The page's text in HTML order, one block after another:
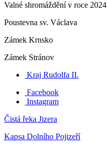
Valné shromáždění v roce 2024
Poustevna sv. Václava
Zámek Krnsko
Zámek Stránov
Kraj Rudolfa II.
Facebook
Instagram
Čistá řeka Jizera
Kapsa Dolního Pojizeří